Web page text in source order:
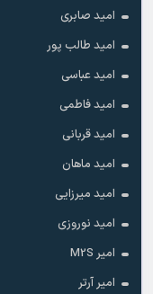
امید صابری
امید طالب پور
امید عباسی
امید فاطمی
امید قربانی
امید ماهان
امید میرزایی
امید نوروزی
امیر M2S
امیر آرتر